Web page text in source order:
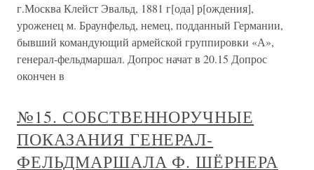
г.Москва Клейст Эвальд, 1881 г[ода] р[ождения],
уроженец м. Браунфельд, немец, подданный Германии,
бывший командующий армейской группировки «А»,
генерал-фельдмаршал. Допрос начат в 20.15 Допрос
окончен в
№15. СОБСТВЕННОРУЧНЫЕ
ПОКАЗАНИЯ ГЕНЕРАЛ-
ФЕЛЬДМАРШАЛА Ф. ШЁРНЕРА